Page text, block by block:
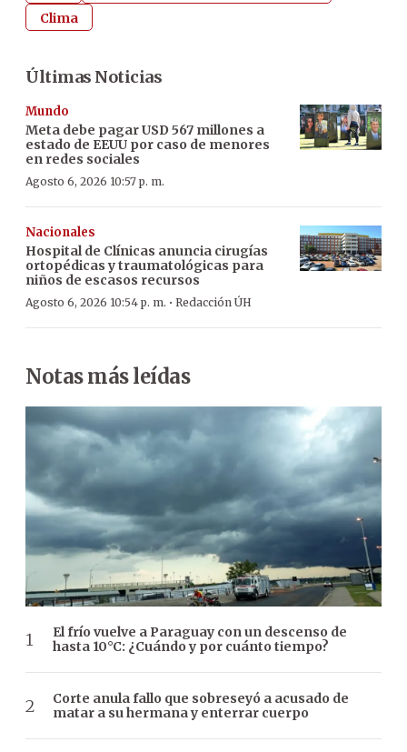
Clima
Últimas Noticias
Mundo
Meta debe pagar USD 567 millones a
estado de EEUU por caso de menores
en redes sociales
Agosto 6, 2026 10:57 p. m.
Nacionales
Hospital de Clínicas anuncia cirugías
ortopédicas y traumatológicas para
niños de escasos recursos
Agosto 6, 2026 10:54 p. m. · Redacción ÚH
Notas más leídas
El frío vuelve a Paraguay con un descenso de
hasta 10°C: ¿Cuándo y por cuánto tiempo?
Corte anula fallo que sobreseyó a acusado de
matar a su hermana y enterrar cuerpo